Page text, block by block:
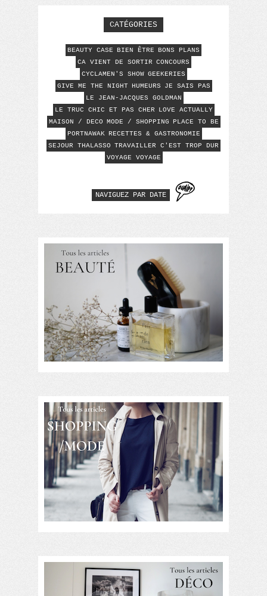
CATÉGORIES
BEAUTY CASE BIEN ÊTRE BONS PLANS
CA VIENT DE SORTIR CONCOURS
CYCLAMEN'S SHOW GEEKERIES
GIVE ME THE NIGHT HUMEURS
JE SAIS PAS
LE JEAN-JACQUES GOLDMAN
LE TRUC CHIC ET PAS CHER
LOVE ACTUALLY
MAISON / DECO MODE / SHOPPING PLACE TO BE
PORTNAWAK RECETTES & GASTRONOMIE
SEJOUR THALASSO TRAVAILLER C'EST TROP DUR
VOYAGE VOYAGE
NAVIGUEZ PAR DATE